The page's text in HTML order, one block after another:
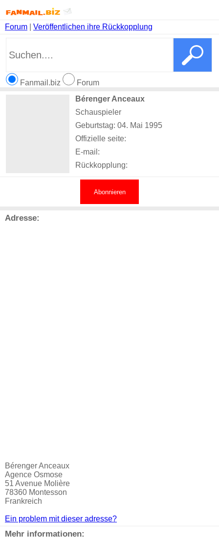
Forum Veröffentlichen ihre Rückkopplung
Fanmail.biz
Forum
Bérenger Anceaux
Schauspieler
Geburtstag: 04. Mai 1995
Offizielle seite:
E-mail:
Rückkopplung:
Abonnieren
Adresse:
Bérenger Anceaux
Agence Osmose
51 Avenue Molière
78360 Montesson
Frankreich
Ein problem mit dieser adresse?
Mehr informationen: